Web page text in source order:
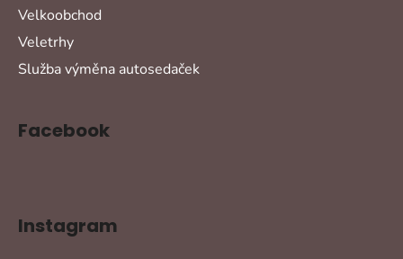
Velkoobchod
Veletrhy
Služba výměna autosedaček
Facebook
Instagram